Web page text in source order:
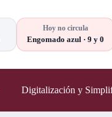
Hoy no circula
Engomado azul · 9 y 0
Digitalización y